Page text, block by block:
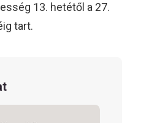
13. hetétől a 27.
tart.